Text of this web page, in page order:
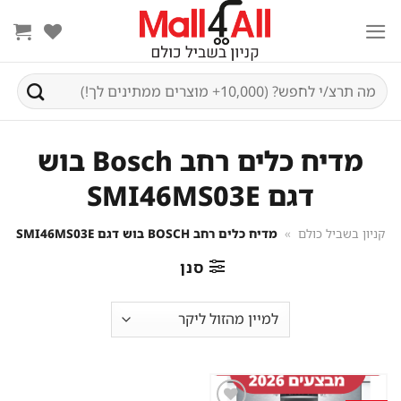
content
חיפוש
עבור:
מדיח כלים רחב Bosch בוש
דגם SMI46MS03E
קניון בשביל כולם » מדיח כלים רחב BOSCH בוש דגם SMI46MS03E
סנן